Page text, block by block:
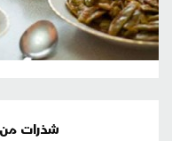
شذرات من